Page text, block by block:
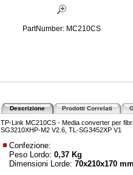
PartNumber: MC210CS
Descrizione Prodotti Correlati
TP-Link MC210CS - Media converter per
SG3210XHP-M2 V2.6, TL-SG3452XP V1
Confezione:
Peso Lordo: 0,37 Kg
Dimensioni Lorde: 70x210x170